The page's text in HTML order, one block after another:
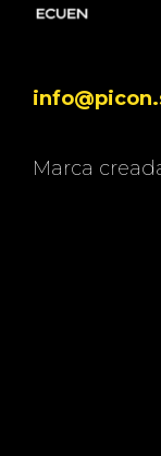
Marca